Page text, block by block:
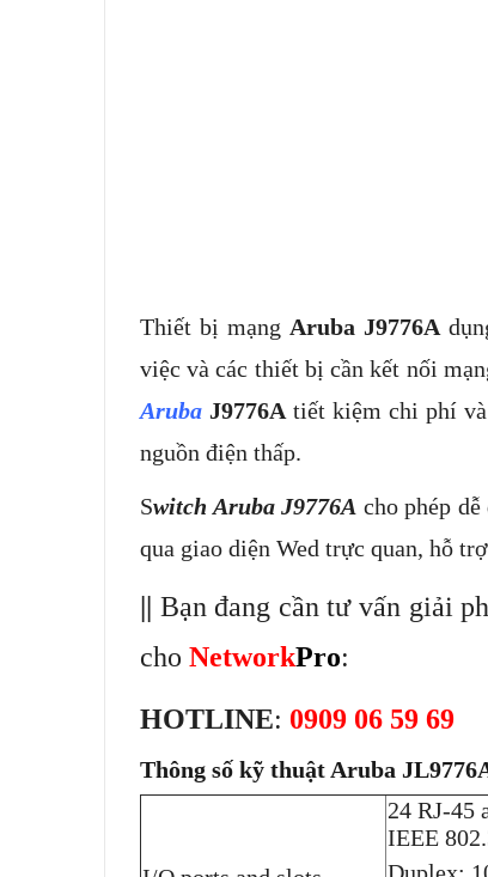
Thiết bị mạng Aruba J9776A
việc và các thiết bị cần kết nối
Aruba J9776Atiết kiệm chi phí và
nguồn điện thấp.
Switch Aruba J9776A cho phép
qua giao diện Wed trực quan, hỗ
|| Bạn đang cần tư vấn giải
cho NetworkPro:
HOTLINE: 0909 06 59 69
Thông số kỹ thuật Aruba
24 RJ-45
IEEE